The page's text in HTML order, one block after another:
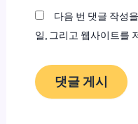
다음 번 댓글 작성
일, 그리고 웹사이트를